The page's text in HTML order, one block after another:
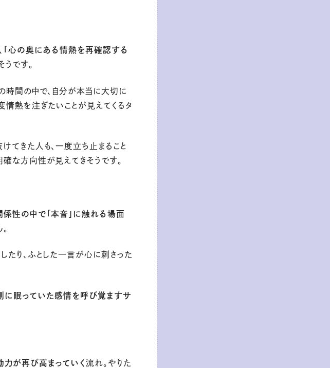
「心の奥にある情熱を再確認する
です。
時間の中で、自分が本当に大切に
情熱を注ぎたいことが見えてくるタ
てきた人も、一度立ち止まること
な方向性が見えてきそうです。
係性の中で「本音」に触れる場面
たり、ふとした一言が心に刺さった
に眠っていた感情を呼び覚ますサ
力が再び高まっていく流れ。やりた